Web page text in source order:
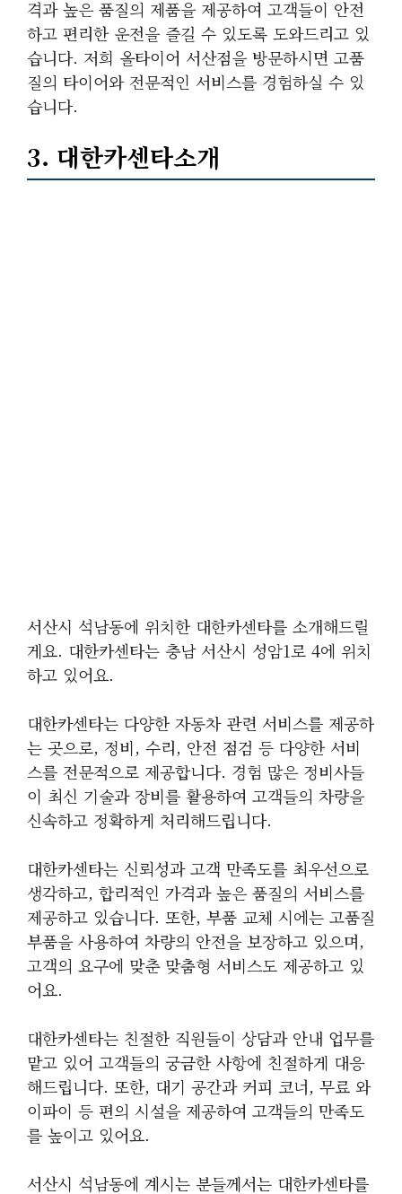
격과 높은 품질의 제품을 제공하여 고객들이 안전
하고 편리한 운전을 즐길 수 있도록 도와드리고 있
습니다. 저희 올타이어 서산점을 방문하시면 고품
질의 타이어와 전문적인 서비스를 경험하실 수 있
습니다.
3. 대한카센타소개
서산시 석남동에 위치한 대한카센타를 소개해드릴
게요. 대한카센타는 충남 서산시 성암1로 4에 위치
하고 있어요.
대한카센타는 다양한 자동차 관련 서비스를 제공하
는 곳으로, 정비, 수리, 안전 점검 등 다양한 서비
스를 전문적으로 제공합니다. 경험 많은 정비사들
이 최신 기술과 장비를 활용하여 고객들의 차량을
신속하고 정확하게 처리해드립니다.
대한카센타는 신뢰성과 고객 만족도를 최우선으로
생각하고, 합리적인 가격과 높은 품질의 서비스를
제공하고 있습니다. 또한, 부품 교체 시에는 고품질
부품을 사용하여 차량의 안전을 보장하고 있으며,
고객의 요구에 맞춘 맞춤형 서비스도 제공하고 있
어요.
대한카센타는 친절한 직원들이 상담과 안내 업무를
맡고 있어 고객들의 궁금한 사항에 친절하게 대응
해드립니다. 또한, 대기 공간과 커피 코너, 무료 와
이파이 등 편의 시설을 제공하여 고객들의 만족도
를 높이고 있어요.
서산시 석남동에 계시는 분들께서는 대한카센타를